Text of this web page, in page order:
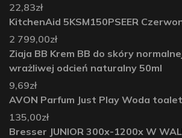
22,83zł
KitchenAid 5KSM150PSEER
2 799,00zł
Ziaja BB Krem BB do skóry
wrażliwej odcień naturalny 50ml
9,69zł
AVON Parfum Just Play Woda
135,00zł
Bresser JUNIOR 300x-1200x W